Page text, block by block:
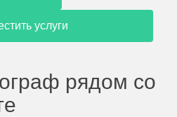
услуги
рядом со